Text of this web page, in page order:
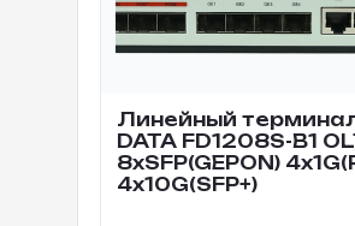
Линейный
DATA FD1208S-B1
8xSFP(GEPON)
4x10G(SFP+)